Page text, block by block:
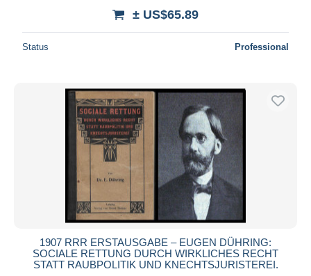
± US$65.89
Status Professional
1907 RRR ERSTAUSGABE – EUGEN DÜHRING:
SOCIALE RETTUNG DURCH WIRKLICHES RECHT
STATT RAUBPOLITIK UND KNECHTSJURISTEREI.